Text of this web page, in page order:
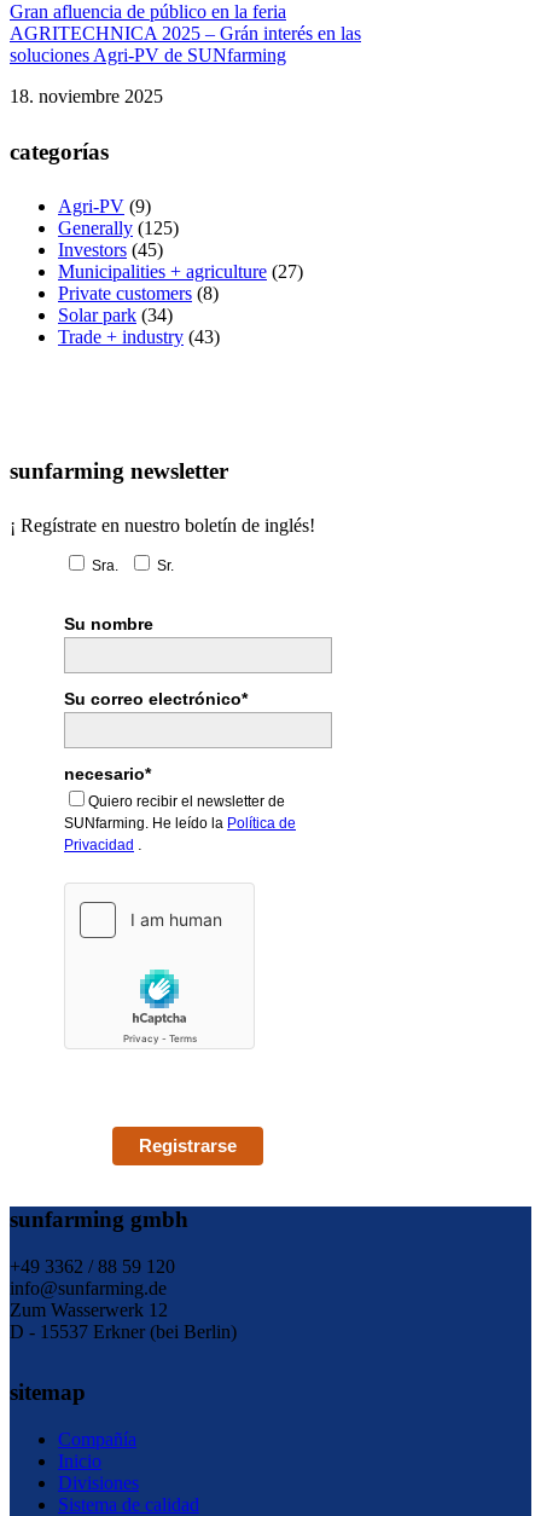
Gran afluencia de público en la feria
AGRITECHNICA 2025 – Grán interés en las
soluciones Agri-PV de SUNfarming
18. noviembre 2025
categorías
Agri-PV (9)
Generally (125)
Investors (45)
Municipalities + agriculture (27)
Private customers (8)
Solar park (34)
Trade + industry (43)
sunfarming newsletter
¡ Regístrate en nuestro boletín de inglés!
Sra. Sr.
Su nombre
Su correo electrónico*
necesario*
Quiero recibir el newsletter de
SUNfarming. He leído la Política de
Privacidad .
Registrarse
sunfarming gmbh
+49 3362 / 88 59 120
info@sunfarming.de
Zum Wasserwerk 12
D - 15537 Erkner (bei Berlin)
sitemap
Compañía
Inicio
Divisiones
Sistema de calidad